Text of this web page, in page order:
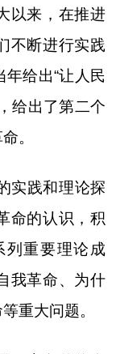
以来，在推进
不断进行实践
给出“让人民
给出了第二个
。
实践和理论探
命的认识，积
列重要理论成
我革命、为什
重大问题。